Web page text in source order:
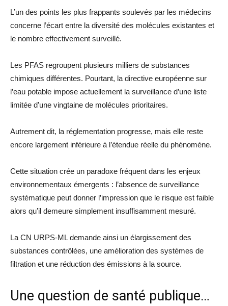
L’un des points les plus frappants soulevés par les médecins
concerne l’écart entre la diversité des molécules existantes et
le nombre effectivement surveillé.
Les PFAS regroupent plusieurs milliers de substances
chimiques différentes. Pourtant, la directive européenne sur
l’eau potable impose actuellement la surveillance d’une liste
limitée d’une vingtaine de molécules prioritaires.
Autrement dit, la réglementation progresse, mais elle reste
encore largement inférieure à l’étendue réelle du phénomène.
Cette situation crée un paradoxe fréquent dans les enjeux
environnementaux émergents : l’absence de surveillance
systématique peut donner l’impression que le risque est faible
alors qu’il demeure simplement insuffisamment mesuré.
La CN URPS-ML demande ainsi un élargissement des
substances contrôlées, une amélioration des systèmes de
filtration et une réduction des émissions à la source.
Une question de santé publique…